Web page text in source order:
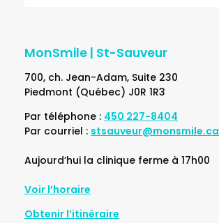
MonSmile | St-Sauveur
700, ch. Jean-Adam, Suite 230
Piedmont (Québec) J0R 1R3
Par téléphone : 450 227-8404
Par courriel : stsauveur@monsmile.ca
Aujourd’hui la clinique ferme à 17h00
Voir l’horaire
Obtenir l’itinéraire